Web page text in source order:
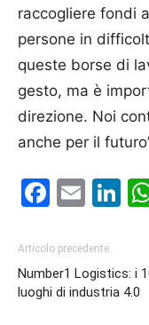
raccogliere fondi
persone in
queste borse di
gesto, ma è
direzione. Noi
anche per il
Articolo precedente
Number1 Logistics: i
luoghi di industria 4.0